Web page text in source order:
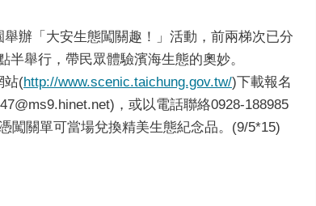
辦「大安生態闖關趣！」活動，前兩梯次已分
舉行，帶民眾體驗濱海生態的奧妙。
站(http://www.scenic.taichung.gov.tw/)下載報名
，或以電話聯絡0928-188985
闖關單可當場兌換精美生態紀念品。(9/5*15)